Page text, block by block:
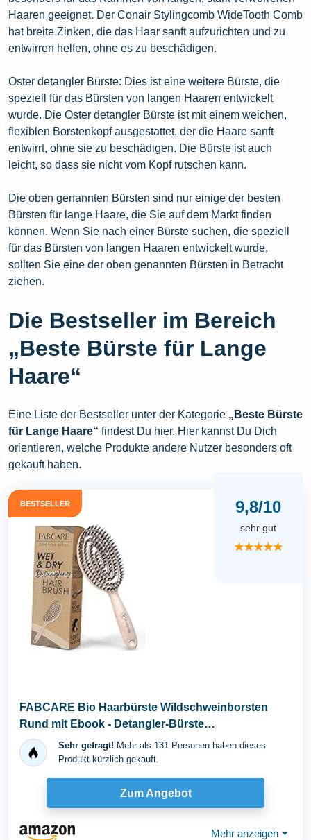
Haaren geeignet. Der Conair Stylingcomb WideTooth Comb
hat breite Zinken, die das Haar sanft aufzurichten und zu
entwirren helfen, ohne es zu beschädigen.
Oster detangler Bürste: Dies ist eine weitere Bürste, die
speziell für das Bürsten von langen Haaren entwickelt
wurde. Die Oster detangler Bürste ist mit einem weichen,
flexiblen Borstenkopf ausgestattet, der die Haare sanft
entwirrt, ohne sie zu beschädigen. Die Bürste ist auch
leicht, so dass sie nicht vom Kopf rutschen kann.
Die oben genannten Bürsten sind nur einige der besten
Bürsten für lange Haare, die Sie auf dem Markt finden
können. Wenn Sie nach einer Bürste suchen, die speziell
für das Bürsten von langen Haaren entwickelt wurde,
sollten Sie eine der oben genannten Bürsten in Betracht
ziehen.
Die Bestseller im Bereich
„Beste Bürste für Lange
Haare“
Eine Liste der Bestseller unter der Kategorie „Beste Bürste
für Lange Haare“ findest Du hier. Hier kannst Du Dich
orientieren, welche Produkte andere Nutzer besonders oft
gekauft haben.
BESTSELLER 9,8/10
sehr gut
★★★★★
FABCARE Bio Haarbürste Wildschweinborsten
Rund mit Ebook - Detangler-Bürste
Doppelspiralfeder ohne...
Sehr gefragt! Mehr als 131 Personen haben dieses
Produkt kürzlich gekauft.
Zum Angebot
Mehr anzeigen ⏷